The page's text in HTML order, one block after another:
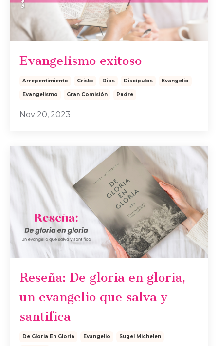
Evangelismo exitoso
Arrepentimiento Cristo Dios Discípulos Evangelio
Evangelismo Gran Comisión Padre
Nov 20, 2023
Reseña: De gloria en gloria,
un evangelio que salva y
santifica
De Gloria En Gloria Evangelio Sugel Michelen